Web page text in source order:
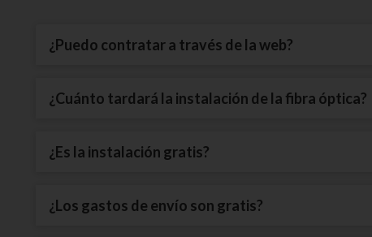
¿Puedo contratar a través de la web?
¿Cuánto tardará la instalación de la fibra óptica?
¿Es la instalación gratis?
¿Los gastos de envío son gratis?